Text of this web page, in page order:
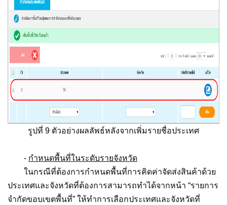
รูปที่ 9 ตัวอย่างผลลัพธ์หลังจากเพิ่มรายชื่อประเทศ
- กำหนดพื้นที่ในระดับรายจังหวัด
ในกรณีที่ต้องการกำหนดพื้นที่การคิดค่าจัดส่งสินค้าด้วย
ประเทศและจังหวัดที่ต้องการสามารถทำได้จากหน้า “รายการ
จำกัดขอบเขตพื้นที่” ให้ทำการเลือกประเทศและจังหวัดที่